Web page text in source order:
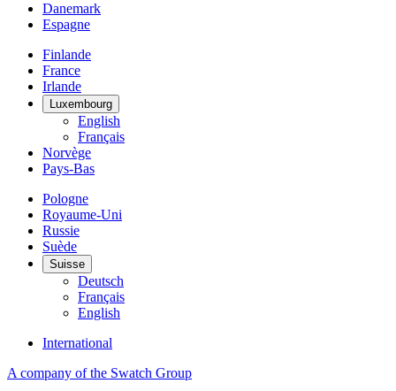
Danemark
Espagne
Finlande
France
Irlande
Luxembourg
English
Français
Norvège
Pays-Bas
Pologne
Royaume-Uni
Russie
Suède
Suisse
Deutsch
Français
English
International
A company of the Swatch Group